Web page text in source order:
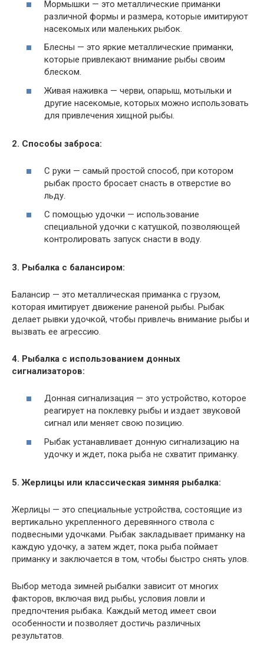
Мормышки — это металлические приманки
различной формы и размера, которые имитируют
насекомых или маленьких рыбок.
Блесны — это яркие металлические приманки,
которые привлекают внимание рыбы своим
блеском.
Живая наживка — черви, опарыш, мотыльки и
другие насекомые, которых можно использовать
для привлечения хищной рыбы.
2. Способы заброса:
С руки — самый простой способ, при котором
рыбак просто бросает снасть в отверстие во
льду.
С помощью удочки — использование
специальной удочки с катушкой, позволяющей
контролировать запуск снасти в воду.
3. Рыбалка с балансиром:
Балансир — это металлическая приманка с грузом,
которая имитирует движение раненой рыбы. Рыбак
делает рывки удочкой, чтобы привлечь внимание рыбы и
вызвать ее агрессию.
4. Рыбалка с использованием донных
сигнализаторов:
Донная сигнализация — это устройство, которое
реагирует на поклевку рыбы и издает звуковой
сигнал или меняет свою позицию.
Рыбак устанавливает донную сигнализацию на
удочку и ждет, пока рыба не схватит приманку.
5. Жерлицы или классическая зимняя рыбалка:
Жерлицы — это специальные устройства, состоящие из
вертикально укрепленного деревянного ствола с
подвесными удочками. Рыбак закладывает приманку на
каждую удочку, а затем ждет, пока рыба поймает
приманку и заключается в том, чтобы быстро снять улов.
Выбор метода зимней рыбалки зависит от многих
факторов, включая вид рыбы, условия ловли и
предпочтения рыбака. Каждый метод имеет свои
особенности и позволяет достичь различных
результатов.